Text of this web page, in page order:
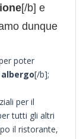
[/b] e
dunque
poter
[/b];
per il
tutti gli altri
il ristorante,